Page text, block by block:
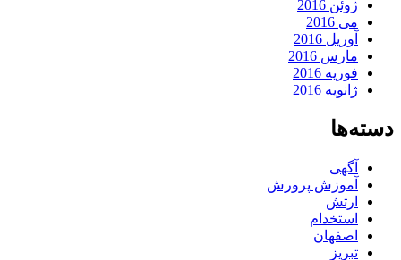
ژوئن 2016
می 2016
آوریل 2016
مارس 2016
فوریه 2016
ژانویه 2016
دسته‌ها
آگهی
آموزش پرورش
ارتش
استخدام
اصفهان
تبریز